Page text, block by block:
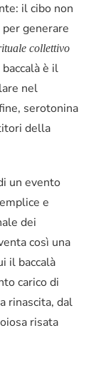
il cibo non
generare
collettivo
è il
nel
serotonina
della
un evento
e
dei
così una
il baccalà
carico di
rinascita, dal
risata